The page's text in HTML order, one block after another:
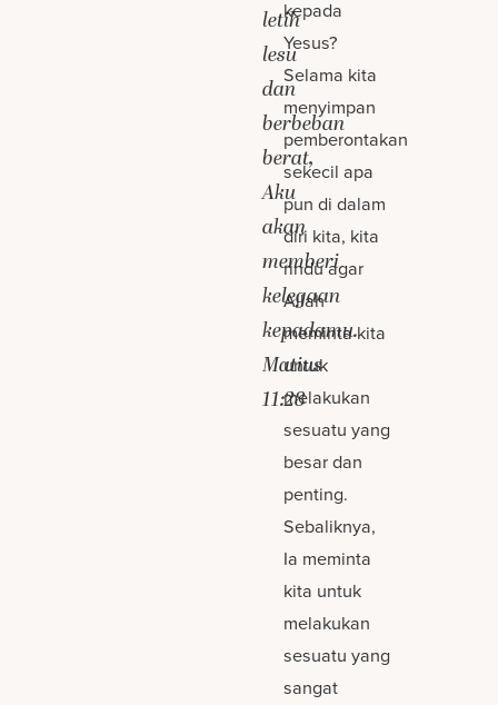
letih
lesu
dan
berbeban
berat,
Aku
akan
memberi
kelegaan
kepadamu.
Matius
11:28
kepada
Yesus?
Selama kita
menyimpan
pemberontakan
sekecil apa
pun di dalam
diri kita, kita
rindu agar
Allah
meminta kita
untuk
melakukan
sesuatu yang
besar dan
penting.
Sebaliknya,
Ia meminta
kita untuk
melakukan
sesuatu yang
sangat